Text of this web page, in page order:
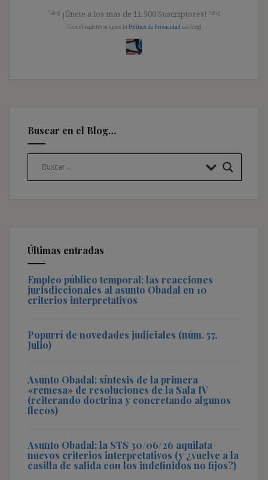
༺ ¡Únete a los más de 11.500 Suscriptores! ༺
[Con el registro aceptas la Política de Privacidad del blog]
Buscar en el Blog…
Últimas entradas
Empleo público temporal: las reacciones
jurisdiccionales al asunto Obadal en 10
criterios interpretativos
Popurrí de novedades judiciales (núm. 57,
Julio)
Asunto Obadal: síntesis de la primera
«remesa» de resoluciones de la Sala IV
(reiterando doctrina y concretando algunos
flecos)
Asunto Obadal: la STS 30/06/26 aquilata
nuevos criterios interpretativos (y ¿vuelve a la
casilla de salida con los indefinidos no fijos?)